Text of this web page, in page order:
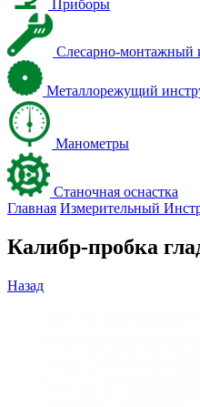
Приборы
Слесарно-монтажный
Металлорежущий
Манометры
Станочная оснастка
Главная Измерительный
Калибр-пробка
Назад